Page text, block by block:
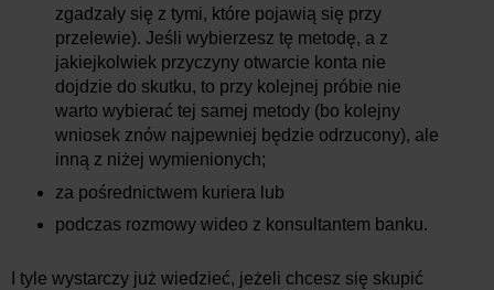
zgadzały się z tymi, które pojawią się przy
przelewie). Jeśli wybierzesz tę metodę, a z
jakiejkolwiek przyczyny otwarcie konta nie
dojdzie do skutku, to przy kolejnej próbie nie
warto wybierać tej samej metody (bo kolejny
wniosek znów najpewniej będzie odrzucony), ale
inną z niżej wymienionych;
za pośrednictwem kuriera lub
podczas rozmowy wideo z konsultantem banku.
I tyle wystarczy już wiedzieć, jeżeli chcesz się skupić